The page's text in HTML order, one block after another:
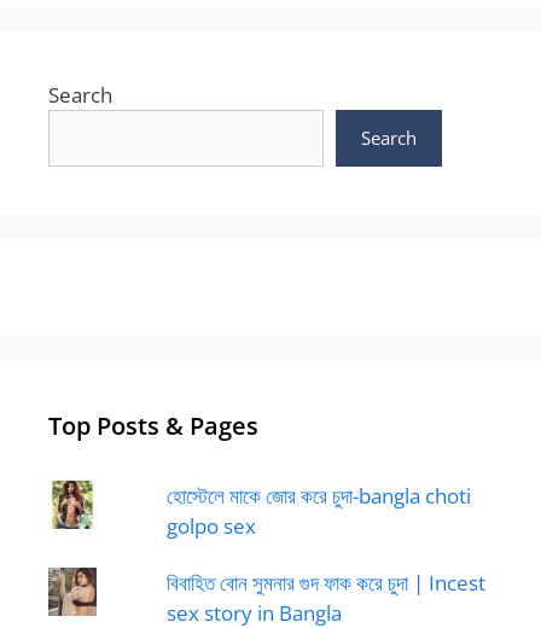
Search
Search
Top Posts & Pages
হোস্টেলে মাকে জোর করে চুদা-bangla choti
golpo sex
বিবাহিত বোন সুমনার গুদ ফাক করে চুদা | Incest
sex story in Bangla